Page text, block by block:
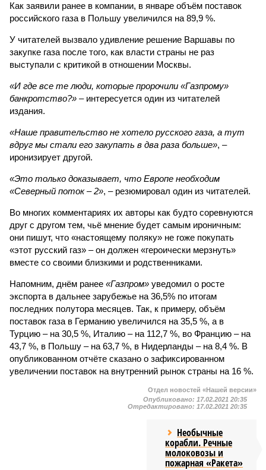
Как заявили ранее в компании, в январе объём поставок
российского газа в Польшу увеличился на 89,9 %.
У читателей вызвало удивление решение Варшавы по
закупке газа после того, как власти страны не раз
выступали с критикой в отношении Москвы.
«И где все те люди, которые пророчили «Газпрому»
банкротство?» – интересуется один из читателей
издания.
«Наше правительство не хотело русского газа, а тут
вдруг мы стали его закупать в два раза больше», –
иронизирует другой.
«Это только доказывает, что Европе необходим
«Северный поток – 2», – резюмировал один из читателей.
Во многих комментариях их авторы как будто соревнуются
друг с другом тем, чьё мнение будет самым ироничным:
они пишут, что «настоящему поляку» не гоже покупать
«этот русский газ» – он должен «героически мерзнуть»
вместе со своими близкими и родственниками.
Напомним, днём ранее «Газпром» уведомил о росте
экспорта в дальнее зарубежье на 36,5% по итогам
последних полутора месяцев. Так, к примеру, объём
поставок газа в Германию увеличился на 35,5 %, а в
Турцию – на 30,5 %, Италию – на 112,7 %, во Францию – на
43,7 %, в Польшу – на 63,7 %, в Нидерланды – на 8,4 %. В
опубликованном отчёте сказано о зафиксированном
увеличении поставок на внутренний рынок страны на 16 %.
Отдел новостей «Нашей версии»
Опубликовано: 17.02.2021 20:35
Отредактировано: 17.02.2021 20:35
Необычные
корабли. Речные
молоковозы и
пожарная «Ракета»